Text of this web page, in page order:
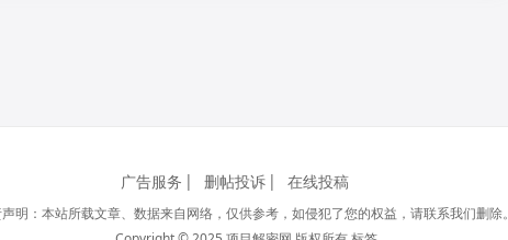
广告服务 删帖投诉 在线投稿
明：本站所载文章、数据来自网络，仅供参考，如侵犯了您的权益，请联系我们删除。